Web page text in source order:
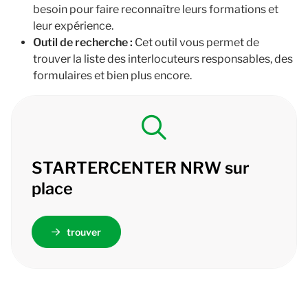
besoin pour faire reconnaître leurs formations et
leur expérience.
Outil de recherche : Cet outil vous permet de
trouver la liste des interlocuteurs responsables, des
formulaires et bien plus encore.
STARTERCENTER NRW sur
place
trouver